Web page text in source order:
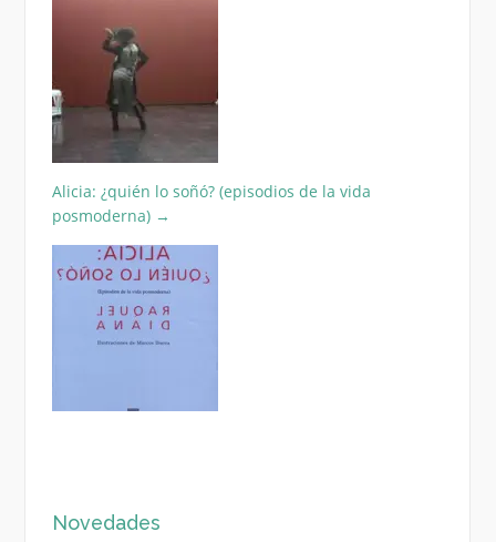
Alicia: ¿quién lo soñó? (episodios de la vida
posmoderna) →
Novedades